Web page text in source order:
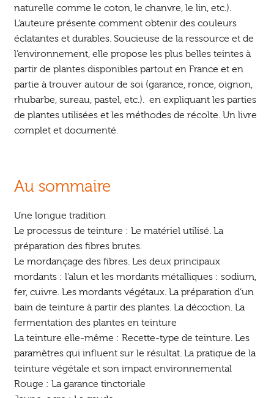
naturelle comme le coton, le chanvre, le lin, etc.).
L’auteure présente comment obtenir des couleurs
éclatantes et durables. Soucieuse de la ressource et de
l’environnement, elle propose les plus belles teintes à
partir de plantes disponibles partout en France et en
partie à trouver autour de soi (garance, ronce, oignon,
rhubarbe, sureau, pastel, etc.). en expliquant les parties
de plantes utilisées et les méthodes de récolte. Un livre
complet et documenté.
Au sommaire
Une longue tradition
Le processus de teinture : Le matériel utilisé. La
préparation des fibres brutes.
Le mordançage des fibres. Les deux principaux
mordants : l’alun et les mordants métalliques : sodium,
fer, cuivre. Les mordants végétaux. La préparation d’un
bain de teinture à partir des plantes. La décoction. La
fermentation des plantes en teinture
La teinture elle-même : Recette-type de teinture. Les
paramètres qui influent sur le résultat. La pratique de la
teinture végétale et son impact environnemental
Rouge : La garance tinctoriale